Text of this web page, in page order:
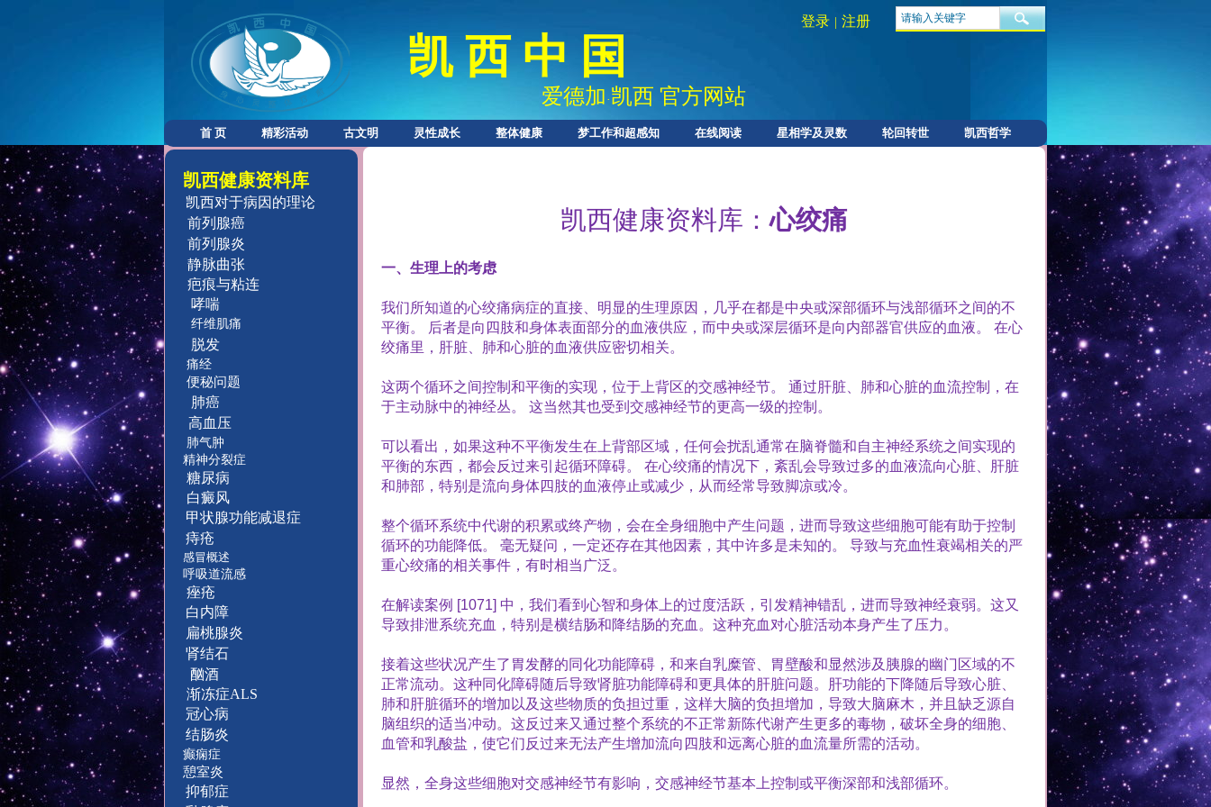
首 页 精彩活动 古文明 灵性成长 整体健康 梦工作和超感知 在线阅读 星相学及灵数 轮回转世 凯西哲学
凯 西 中 国
登录 注册
爱德加 · 凯西 官方网站
凯西健康资料库：心绞痛
一、生理上的考虑
我们所知道的心绞痛病症的直接、明显的生理原因，几乎在都是中央或深部循环与浅部循环之间的不
平衡。
后者是向四肢和身体表面部分的血液供应，而中央或深层循环是向内部器官供应的血液。
在心
绞痛里，肝脏、肺和心脏的血液供应密切相关。
这两个循环之间控制和平衡的实现，位于上背区的交感神经节。
通过肝脏、肺和心脏的血流控制，在
于主动脉中的神经丛。
这当然其也受到交感神经节的更高一级的控制。
可以看出，如果这种不平衡发生在上背部区域，任何会扰乱通常在脑脊髓和自主神经系统之间实现的
平衡的东西，都会反过来引起循环障碍。
在心绞痛的情况下，紊乱会导致过多的血液流向心脏、肝脏
和肺部，特别是流向身体四肢的血液停止或减少，从而经常导致脚凉或冷。
整个循环系统中代谢的积累或终产物，会在全身细胞中产生问题，进而导致这些细胞可能有助于控制
循环的功能降低。
毫无疑问，一定还存在其他因素，其中许多是未知的。
导致与充血性衰竭相关的严
重心绞痛的相关事件，有时相当广泛。
在解读案例 [1071] 中，我们看到心智和身体上的过度活跃，引发精神错乱，进而导致神经衰弱。这又
导致排泄系统充血，特别是横结肠和降结肠的充血。这种充血对心脏活动本身产生了压力。
接着这些状况产生了胃发酵的同化功能障碍，和来自乳糜管、胃壁酸和显然涉及胰腺的幽门区域的不
正常流动。这种同化障碍随后导致肾脏功能障碍和更具体的肝脏问题。肝功能的下降随后导致心脏、
肺和肝脏循环的增加以及这些物质的负担过重，这样大脑的负担增加，导致大脑麻木，并且缺乏源自
脑组织的适当冲动。这反过来又通过整个系统的不正常新陈代谢产生更多的毒物，破坏全身的细胞、
血管和乳酸盐，使它们反过来无法产生增加流向四肢和远离心脏的血流量所需的活动。
显然，全身这些细胞对交感神经节有影响，交感神经节基本上控制或平衡深部和浅部循环。
凯西健康资料库
凯西对于病因的理论
前列腺癌
前列腺炎
静脉曲张
疤痕与粘连
哮喘
纤维肌痛
脱发
痛经
便秘问题
肺癌
高血压
肺气肿
精神分裂症
糖尿病
白癜风
甲状腺功能减退症
痔疮
感冒概述
呼吸道流感
痤疮
白内障
扁桃腺炎
肾结石
酗酒
渐冻症ALS
冠心病
结肠炎
癫痫症
憩室炎
抑郁症